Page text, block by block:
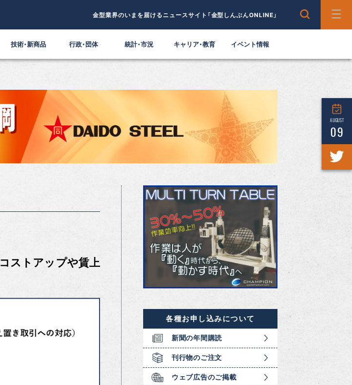
金型業界のいまを届けるニュースサイト「金型しんぶんONLINE」
技術・新商品 行政・団体 統計・市況 キャリア・教育 イベント情報
AUGUST
09
ストアップや賃上
各種お申し込みについて
新聞の年間購読
刊行物のご注文
ウェブ広告のご掲載